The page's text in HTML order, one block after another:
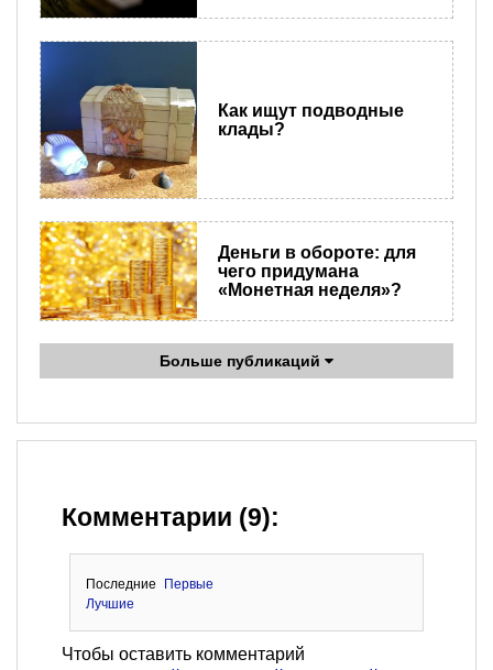
Как ищут подводные
клады?
Деньги в обороте: для
чего придумана
«Монетная неделя»?
Больше публикаций
Комментарии (9):
Последние
Первые
Лучшие
Чтобы оставить комментарий